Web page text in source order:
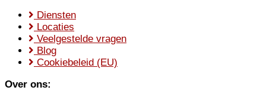
Diensten
Locaties
Veelgestelde vragen
Blog
Cookiebeleid (EU)
Over ons: